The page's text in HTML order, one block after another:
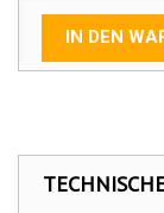
IN DEN